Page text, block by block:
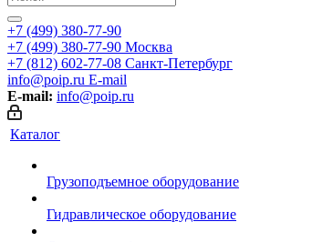
+7 (499) 380-77-90
+7 (499) 380-77-90 Москва
+7 (812) 602-77-08 Санкт-Петербург
info@poip.ru E-mail
E-mail: info@poip.ru
Каталог
Грузоподъемное оборудование
Гидравлическое оборудование